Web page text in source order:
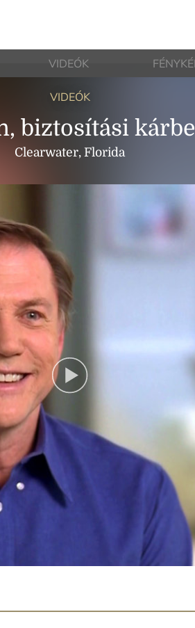
VIDEÓK
VIDEÓK
biztosítási
Clearwater, Florida
Play
Video